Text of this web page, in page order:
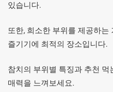
있습니다.
또한, 희소한 부위를 제공하는
즐기기에 최적의 장소입니다.
참치의 부위별 특징과 추천 먹
매력을 느껴보세요.